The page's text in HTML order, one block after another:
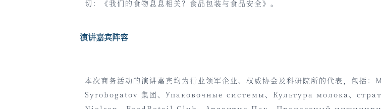
切：《我们的食物息息相关？食品包装与食品安全》。
演讲嘉宾阵容
本次商务活动的演讲嘉宾均为行业领军企业、权威协会及科研院所的代表，包
Syrobogatov 集团、Упаковочные системы、Культура молока、